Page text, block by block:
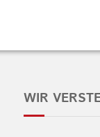
WIR